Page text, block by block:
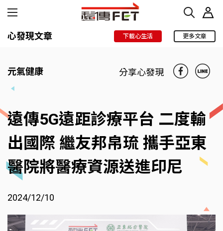
心發現文章 下載心生活 更多文章
元氣健康 分享心發現
遠傳5G遠距診療平台 二度輸
出國際 繼友邦帛琉 攜手亞東
醫院將醫療資源送進印尼
2024/12/10